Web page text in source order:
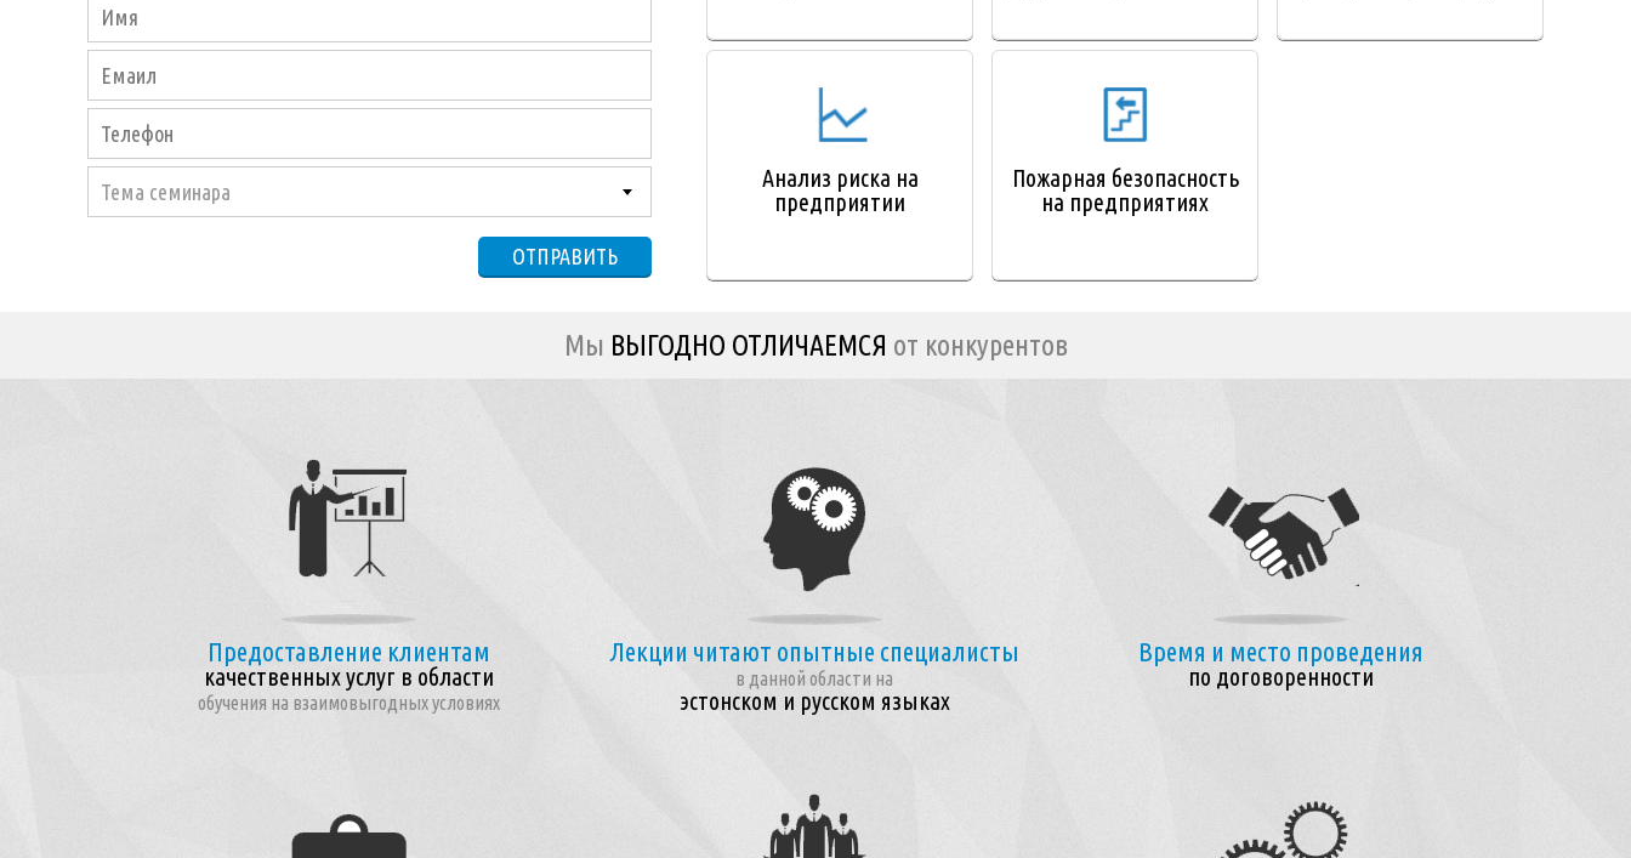
Тема семинара
ОТПРАВИТЬ
Анализ риска на
предприятии
Пожарная безопасность
на предприятиях
Мы ВЫГОДНО ОТЛИЧАЕМСЯ от конкурентов
Предоставление клиентам
качественных услуг в области
обучения на взаимовыгодных условиях
Лекции читают опытные специалисты
в данной области на
эстонском и русском языках
Время и место проведения
по договоренности